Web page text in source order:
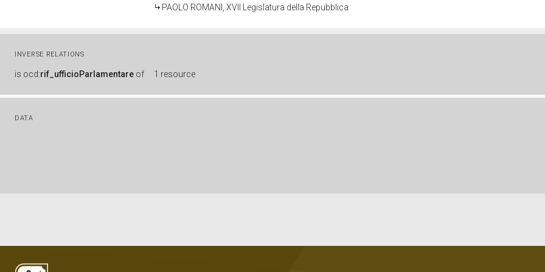
PAOLO ROMANI, XVII Legislatura della Repubblica
INVERSE RELATIONS
is ocd:rif_ufficioParlamentare of 1 resource
DATA